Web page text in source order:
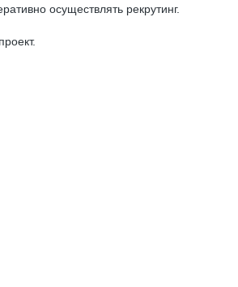
осуществлять рекрутинг.